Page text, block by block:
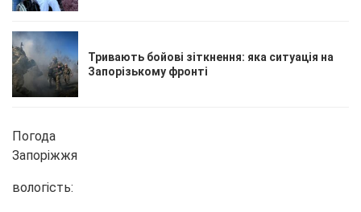
Тривають бойові зіткнення: яка ситуація на
Запорізькому фронті
Погода
Запоріжжя
вологість: